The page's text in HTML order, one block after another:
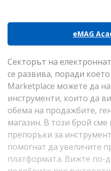
eMAG
Секторът на
се развива, поради
Marketplace можете да
инструменти, които да
обема на продажбите,
магазин. В този брой
препоръки за
помогнат да увеличите
платформата. Вижте по-